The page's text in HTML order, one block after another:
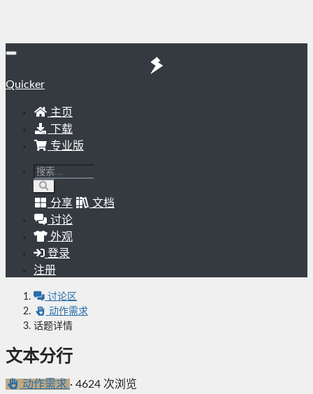
Quicker
主页
下载
专业版
分享
文档
讨论
外观
登录
注册
讨论区
动作需求
话题详情
文本分行
动作需求 · 4624 次浏览